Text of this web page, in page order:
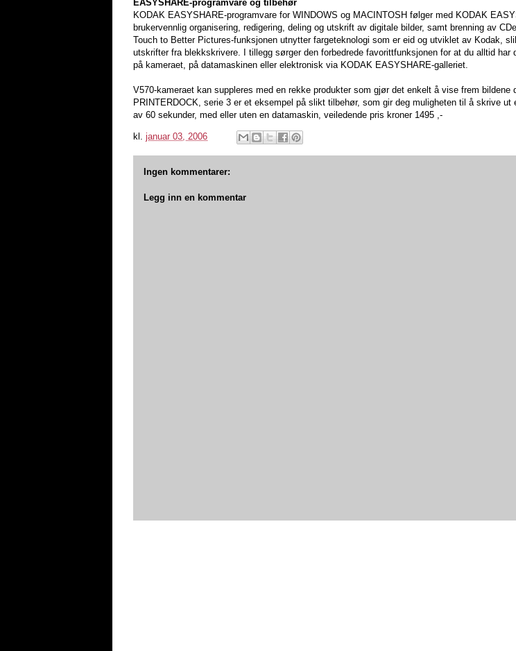
EASYSHARE-programvare og tilbehør
KODAK EASYSHARE-programvare for WINDOWS og MACINTOSH følger med KODAK
brukervennlig organisering, redigering, deling og utskrift av digitale bilder, samt brenning av
Touch to Better Pictures-funksjonen utnytter fargeteknologi som er eid og utviklet av Kodak,
utskrifter fra blekkskrivere. I tillegg sørger den forbedrede favorittfunksjonen for at du alltid har
på kameraet, på datamaskinen eller elektronisk via KODAK EASYSHARE-galleriet.
V570-kameraet kan suppleres med en rekke produkter som gjør det enkelt å vise frem bildene
PRINTERDOCK, serie 3 er et eksempel på slikt tilbehør, som gir deg muligheten til å skrive
av 60 sekunder, med eller uten en datamaskin, veiledende pris kroner 1495 ,-
kl. januar 03, 2006
Ingen kommentarer:
Legg inn en kommentar